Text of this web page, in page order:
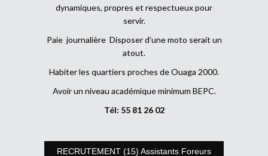
dynamiques, propres et respectueux pour
servir.
Paie journalière Disposer d’une moto serait un
atout.
Habiter les quartiers proches de Ouaga 2000.
Avoir un niveau académique minimum BEPC.
Tél: 55 81 26 02
RECRUTEMENT (15) Assistants Foreurs